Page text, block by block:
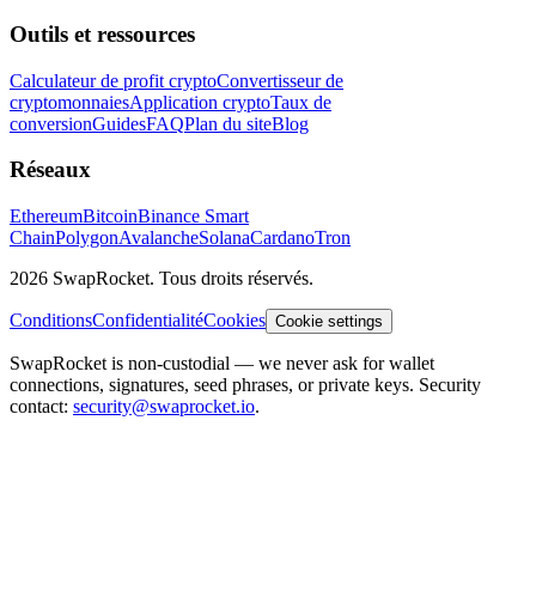
Outils et ressources
Calculateur de profit cryptoConvertisseur de
cryptomonnaiesApplication cryptoTaux de
conversionGuidesFAQPlan du siteBlog
Réseaux
EthereumBitcoinBinance Smart
ChainPolygonAvalancheSolanaCardanoTron
2026 SwapRocket. Tous droits réservés.
ConditionsConfidentialitéCookies Cookie settings
SwapRocket is non-custodial — we never ask for wallet
connections, signatures, seed phrases, or private keys. Security
contact: security@swaprocket.io.